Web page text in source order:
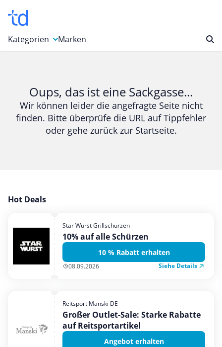
Kategorien
Bücher & Magazine
Computer & Elektronik
Entertainment & Media
Garten, Haushalt & Tiere
Mobilfunk & Internet
Mode & Accessoires
Shopping
Urlaub & Reise
Marken
Oups, das ist eine Sackgasse...
Wir können leider die angefragte Seite nicht
finden. Bitte überprüfe die URL auf Tippfehler
oder gehe zurück zur Startseite.
Hot Deals
Star Wurst Grillschürzen
10% auf alle Schürzen
10 % Rabatt erhalten
08.09.2026 Siehe Details
Reitsport Manski DE
Großer Outlet-Sale: Starke Rabatte
auf Reitsportartikel
Angebot erhalten